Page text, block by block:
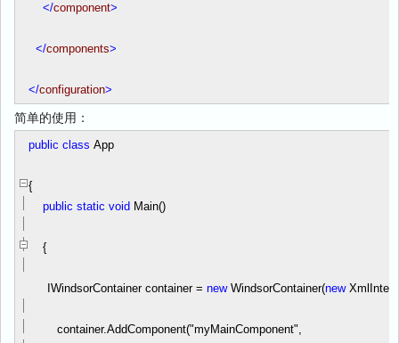
</component>
</components>
</configuration>
简单的使用：
public class App
{
public static void Main()
{
IWindsorContainer container = newWindsorContainer(new
container.AddComponent("myMainComponent",